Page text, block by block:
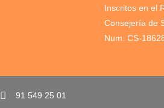
Inscritos en el
Consejería de
Num. CS-
91 549 25 01